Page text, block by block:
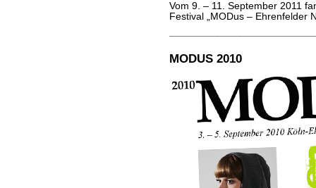
Vom 9. – 11. September 2011
Festival „MODus – Ehrenfelder
MODUS 2010